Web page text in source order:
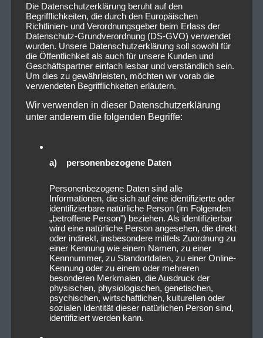
Die Datenschutzerklärung beruht auf den
Begrifflichkeiten, die durch den Europäischen
Richtlinien- und Verordnungsgeber beim Erlass der
Datenschutz-Grundverordnung (DS-GVO) verwendet
wurden. Unsere Datenschutzerklärung soll sowohl für
die Öffentlichkeit als auch für unsere Kunden und
Geschäftspartner einfach lesbar und verständlich sein.
Um dies zu gewährleisten, möchten wir vorab die
verwendeten Begrifflichkeiten erläutern.
Wir verwenden in dieser Datenschutzerklärung
unter anderem die folgenden Begriffe:
a) personenbezogene Daten
Personenbezogene Daten sind alle
Informationen, die sich auf eine identifizierte oder
identifizierbare natürliche Person (im Folgenden
„betroffene Person") beziehen. Als identifizierbar
wird eine natürliche Person angesehen, die direkt
oder indirekt, insbesondere mittels Zuordnung zu
einer Kennung wie einem Namen, zu einer
Kennnummer, zu Standortdaten, zu einer Online-
Kennung oder zu einem oder mehreren
besonderen Merkmalen, die Ausdruck der
physischen, physiologischen, genetischen,
psychischen, wirtschaftlichen, kulturellen oder
sozialen Identität dieser natürlichen Person sind,
identifiziert werden kann.